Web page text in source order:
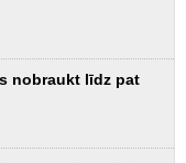
nobraukt līdz pat